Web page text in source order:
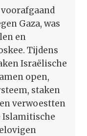
voorafgaand
Gaza, was
en
Tijdens
Israëlische
open,
staken
verwoestten
Islamitische